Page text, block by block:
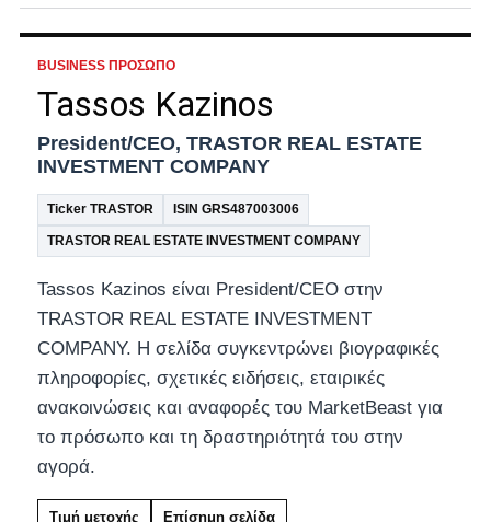
BUSINESS ΠΡΌΣΩΠΟ
Tassos Kazinos
President/CEO, TRASTOR REAL ESTATE
INVESTMENT COMPANY
Ticker TRASTOR ISIN GRS487003006
TRASTOR REAL ESTATE INVESTMENT COMPANY
Tassos Kazinos είναι President/CEO στην
TRASTOR REAL ESTATE INVESTMENT
COMPANY. Η σελίδα συγκεντρώνει βιογραφικές
πληροφορίες, σχετικές ειδήσεις, εταιρικές
ανακοινώσεις και αναφορές του MarketBeast για
το πρόσωπο και τη δραστηριότητά του στην
αγορά.
Τιμή μετοχής Επίσημη σελίδα